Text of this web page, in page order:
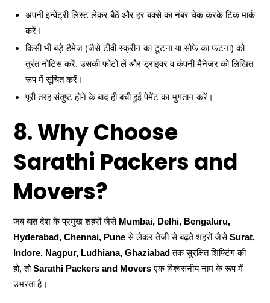
अपनी इन्वेंट्री लिस्ट लेकर बैठें और हर बक्से का नंबर चेक करके टिक मार्क
करें।
किसी भी बड़े डैमेज (जैसे टीवी स्क्रीन का टूटना या सोफे का फटना) को
तुरंत नोटिस करें, उसकी फोटो लें और ड्राइवर व कंपनी मैनेजर को लिखित
रूप में सूचित करें।
पूरी तरह संतुष्ट होने के बाद ही बची हुई पेमेंट का भुगतान करें।
8. Why Choose
Sarathi Packers and
Movers?
जब बात देश के प्रमुख शहरों जैसे Mumbai, Delhi, Bengaluru,
Hyderabad, Chennai, Pune से लेकर तेजी से बढ़ते शहरों जैसे Surat,
Indore, Nagpur, Ludhiana, Ghaziabad तक सुरक्षित शिफ्टिंग की
हो, तो Sarathi Packers and Movers एक विश्वसनीय नाम के रूप में
उभरता है।